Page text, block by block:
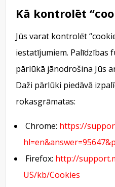
Kā kontrolēt
Jūs varat kontrolēt
iestatījumiem. Palīdzības
pārlūkā jānodrošina Jūs
Daži pārlūki piedāvā
rokasgrāmatas:
Chrome: https://
Firefox: http://
US/kb/Cookies